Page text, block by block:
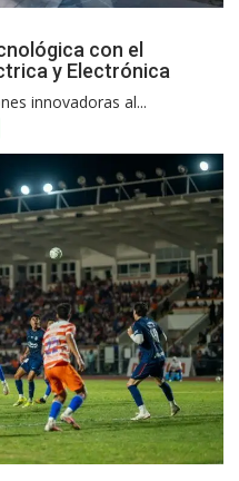
con el
y Electrónica
innovadoras al...